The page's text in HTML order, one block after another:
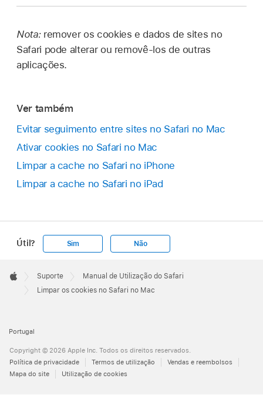
Nota: remover os cookies e dados de sites no
Safari pode alterar ou removê-los de outras
aplicações.
Ver também
Evitar seguimento entre sites no Safari no Mac
Ativar cookies no Safari no Mac
Limpar a cache no Safari no iPhone
Limpar a cache no Safari no iPad
Útil? Sim Não
Footer

Apple
Suporte
Manual de Utilização do Safari
Limpar os cookies no Safari no Mac
Portugal
Copyright © 2026 Apple Inc. Todos os direitos reservados.
Política de privacidade
Termos de utilização
Vendas e reembolsos
Mapa do site
Utilização de cookies